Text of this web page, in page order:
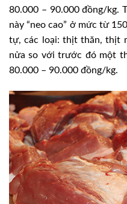
80.000 – 90.000 đồng/kg.
này “neo cao” ở mức từ
tự, các loại: thịt thăn, thịt
nửa so với trước đó một
80.000 – 90.000 đồng/kg.